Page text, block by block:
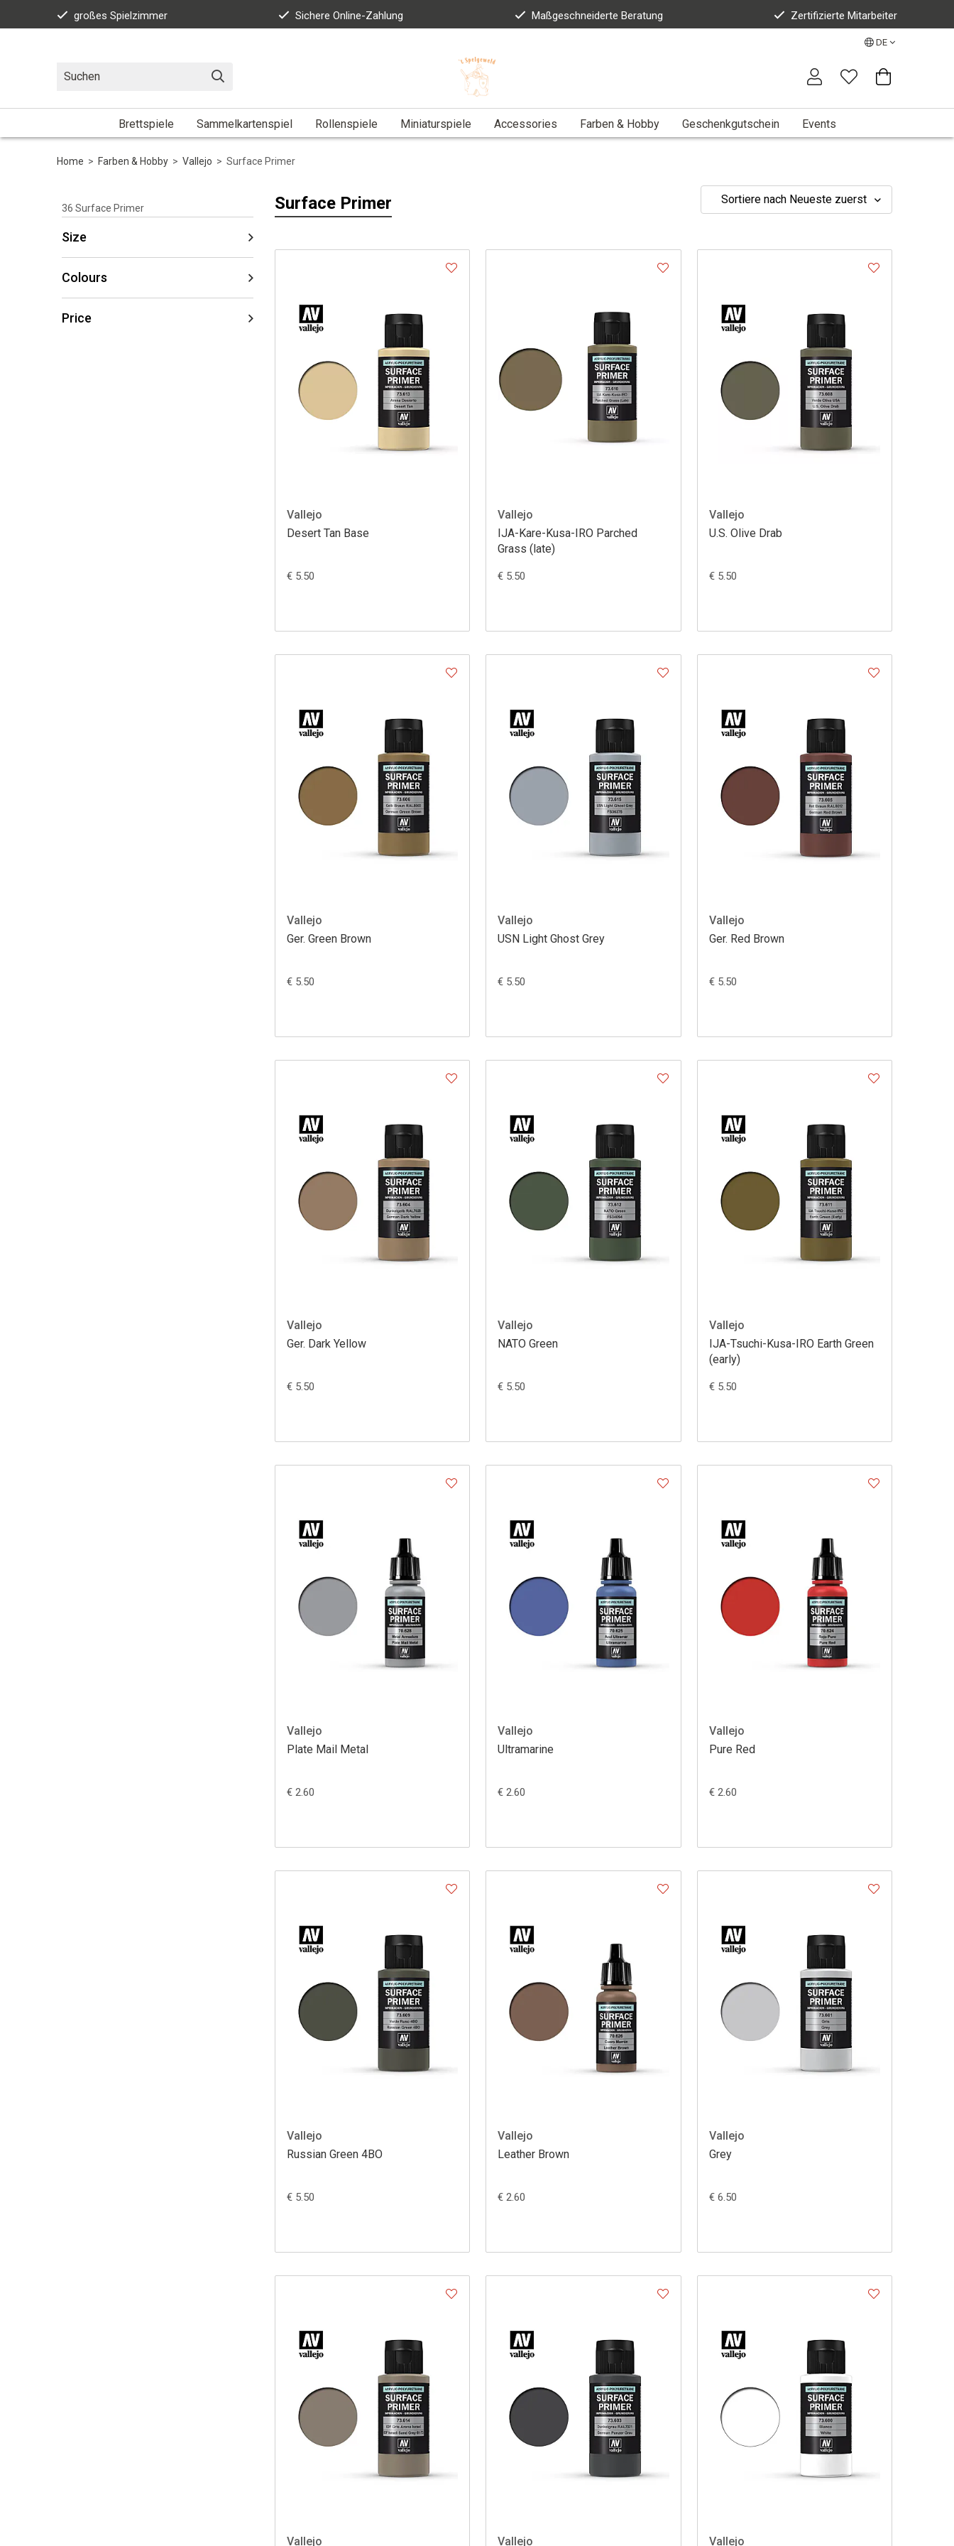
großes Spielzimmer Sichere Online-Zahlung Maßgeschneiderte Beratung Zertifizierte Mitarbeiter
DE
Brettspiele Sammelkartenspiel Rollenspiele Miniaturspiele Accessories Farben & Hobby Geschenkgutschein Events
Home > Farben & Hobby > Vallejo > Surface Primer
36 Surface Primer
Size
Colours
Price
Surface Primer
Vallejo
Desert Tan Base
€ 5.50
Vallejo
IJA-Kare-Kusa-IRO Parched
Grass (late)
€ 5.50
Vallejo
U.S. Olive Drab
€ 5.50
Vallejo
Ger. Green Brown
€ 5.50
Vallejo
USN Light Ghost Grey
€ 5.50
Vallejo
Ger. Red Brown
€ 5.50
Vallejo
Ger. Dark Yellow
€ 5.50
Vallejo
NATO Green
€ 5.50
Vallejo
IJA-Tsuchi-Kusa-IRO Earth Green
(early)
€ 5.50
Vallejo
Plate Mail Metal
€ 2.60
Vallejo
Ultramarine
€ 2.60
Vallejo
Pure Red
€ 2.60
Vallejo
Russian Green 4BO
€ 5.50
Vallejo
Leather Brown
€ 2.60
Vallejo
Grey
€ 6.50
Vallejo Vallejo Vallejo